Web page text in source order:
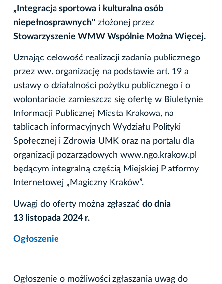
„Integracja sportowa i kulturalna osób
niepełnosprawnych" złożonej przez
Stowarzyszenie WMW Wspólnie Można Więcej.
Uznając celowość realizacji zadania publicznego
przez ww. organizację na podstawie art. 19 a
ustawy o działalności pożytku publicznego i o
wolontariacie zamieszcza się ofertę w Biuletynie
Informacji Publicznej Miasta Krakowa, na
tablicach informacyjnych Wydziału Polityki
Społecznej i Zdrowia UMK oraz na portalu dla
organizacji pozarządowych www.ngo.krakow.pl
będącym integralną częścią Miejskiej Platformy
Internetowej „Magiczny Kraków”.
Uwagi do oferty można zgłaszać do dnia
13 listopada 2024 r.
Ogłoszenie
Ogłoszenie o możliwości zgłaszania uwag do